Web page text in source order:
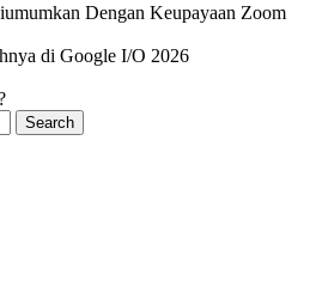
Dengan Keupayaan Zoom
di Google I/O 2026
Search